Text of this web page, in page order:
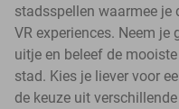
stadsspellen waarmee je
VR experiences. Neem
uitje en beleef de
stad. Kies je liever voor
de keuze uit